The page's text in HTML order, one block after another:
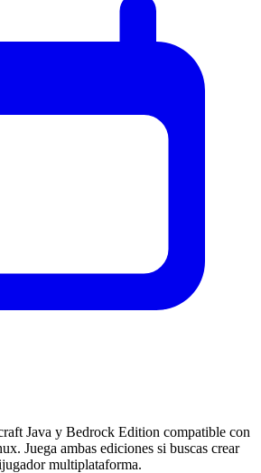
Java y Bedrock Edition compatible con
Juega ambas ediciones si buscas crear
multiplataforma.